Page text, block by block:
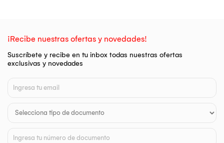
¡Recibe nuestras ofertas y novedades!
Suscríbete y recibe en tu inbox todas nuestras ofertas
exclusivas y novedades